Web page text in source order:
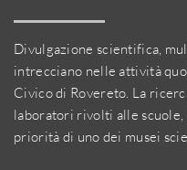
Divulgazione scientifica,
intrecciano nelle attività
Civico di Rovereto. La
laboratori rivolti alle scuole,
priorità di uno dei musei